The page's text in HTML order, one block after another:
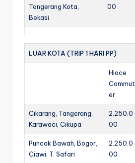
Tangerang Kota,
Bekasi
00
LUAR KOTA (TRIP 1 HARI PP)
Hiace
Commut
er
Cikarang, Tangerang,
Karawaci, Cikupa
2.250.0
00
Puncak Bawah, Bogor,
Ciawi, T. Safari
2.250.0
00